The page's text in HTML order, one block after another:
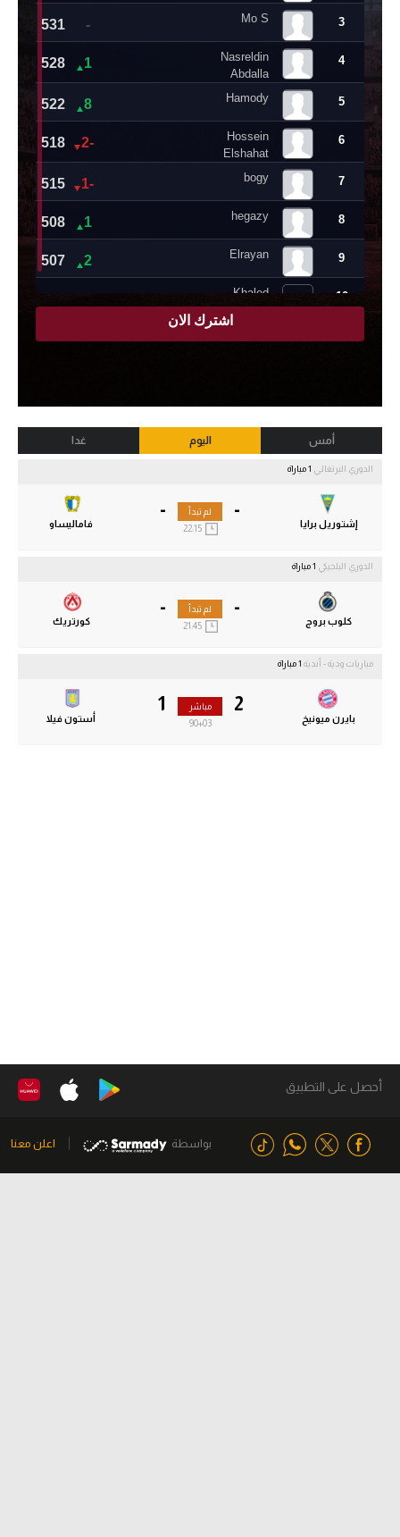
أمس اليوم غدا
الدوري البرتغالي
-
إشتوريل برايا
-
فاماليساو
لم تبدأ
22:15
الدوري البلجيكي
-
كلوب بروج
-
كورتريك
لم تبدأ
21:45
مباريات ودية - أندية
2
بايرن ميونيخ
1
أستون فيلا
مباشر
90+03
أحصل على التطبيق
بواسطة اعلن معنا